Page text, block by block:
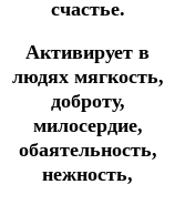
счастье.
Активирует в
людях мягкость,
доброту,
милосердие,
обаятельность,
нежность,